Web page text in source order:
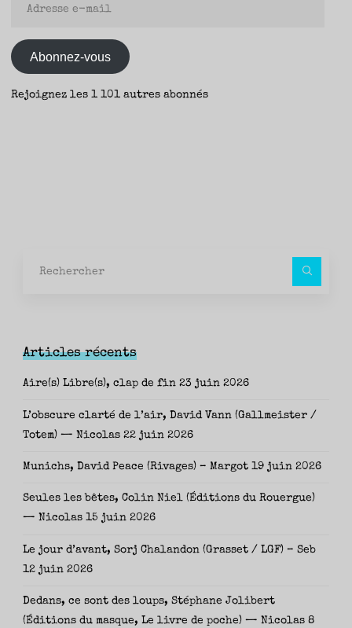
mail
Abonnez-vous
Rejoignez les 1 101 autres abonnés
Articles récents
Aire(s) Libre(s), clap de fin 23 juin 2026
L’obscure clarté de l’air, David Vann (Gallmeister /
Totem) — Nicolas 22 juin 2026
Munichs, David Peace (Rivages) – Margot 19 juin 2026
Seules les bêtes, Colin Niel (Éditions du Rouergue)
— Nicolas 15 juin 2026
Le jour d’avant, Sorj Chalandon (Grasset / LGF) – Seb
12 juin 2026
Dedans, ce sont des loups, Stéphane Jolibert
(Éditions du masque, Le livre de poche) — Nicolas 8